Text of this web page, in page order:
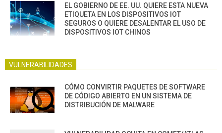
EL GOBIERNO DE EE. UU. QUIERE ESTA NUEVA
ETIQUETA EN LOS DISPOSITIVOS IOT
SEGUROS O QUIERE DESALENTAR EL USO DE
DISPOSITIVOS IOT CHINOS
VULNERABILIDADES
CÓMO CONVIRTIR PAQUETES DE SOFTWARE
DE CÓDIGO ABIERTO EN UN SISTEMA DE
DISTRIBUCIÓN DE MALWARE